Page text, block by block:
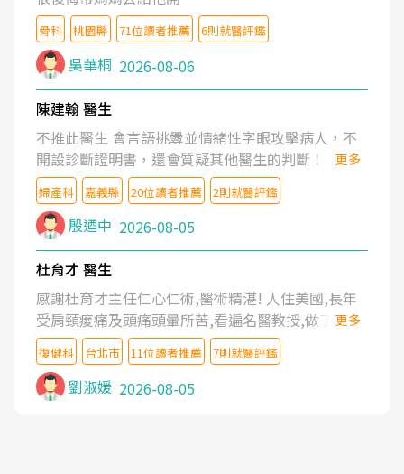
骨科 桃園縣 71位讀者推薦 6則就醫評鑑
吳華桐 2026-08-06
陳建翰 醫生
不推此醫生 會言語挑釁並情緒性字眼攻擊病人，不
開設診斷證明書，還會質疑其他醫生的判斷！
更多
婦產科 嘉義縣 20位讀者推薦 2則就醫評鑑
殷迺中 2026-08-05
杜育才 醫生
感謝杜育才主任仁心仁術,醫術精湛! 人住美國,長年
受肩頸痠痛及頭痛頭暈所苦,看遍名醫教授,做了各種
檢查,也嘗試過西醫打針,中醫針灸及物理徒手治療都
沒有用,後來連吃到嗎啡類止痛藥都效果有限,只是壓
症狀,沒多久就痛起來,多年失眠嚴重影響生活品質.
台灣親友介紹忠孝醫院杜育才主任是頸頭症候群專
更多
復健科 台北市 11位讀者推薦 7則就醫評鑑
劉淑媛 2026-08-05